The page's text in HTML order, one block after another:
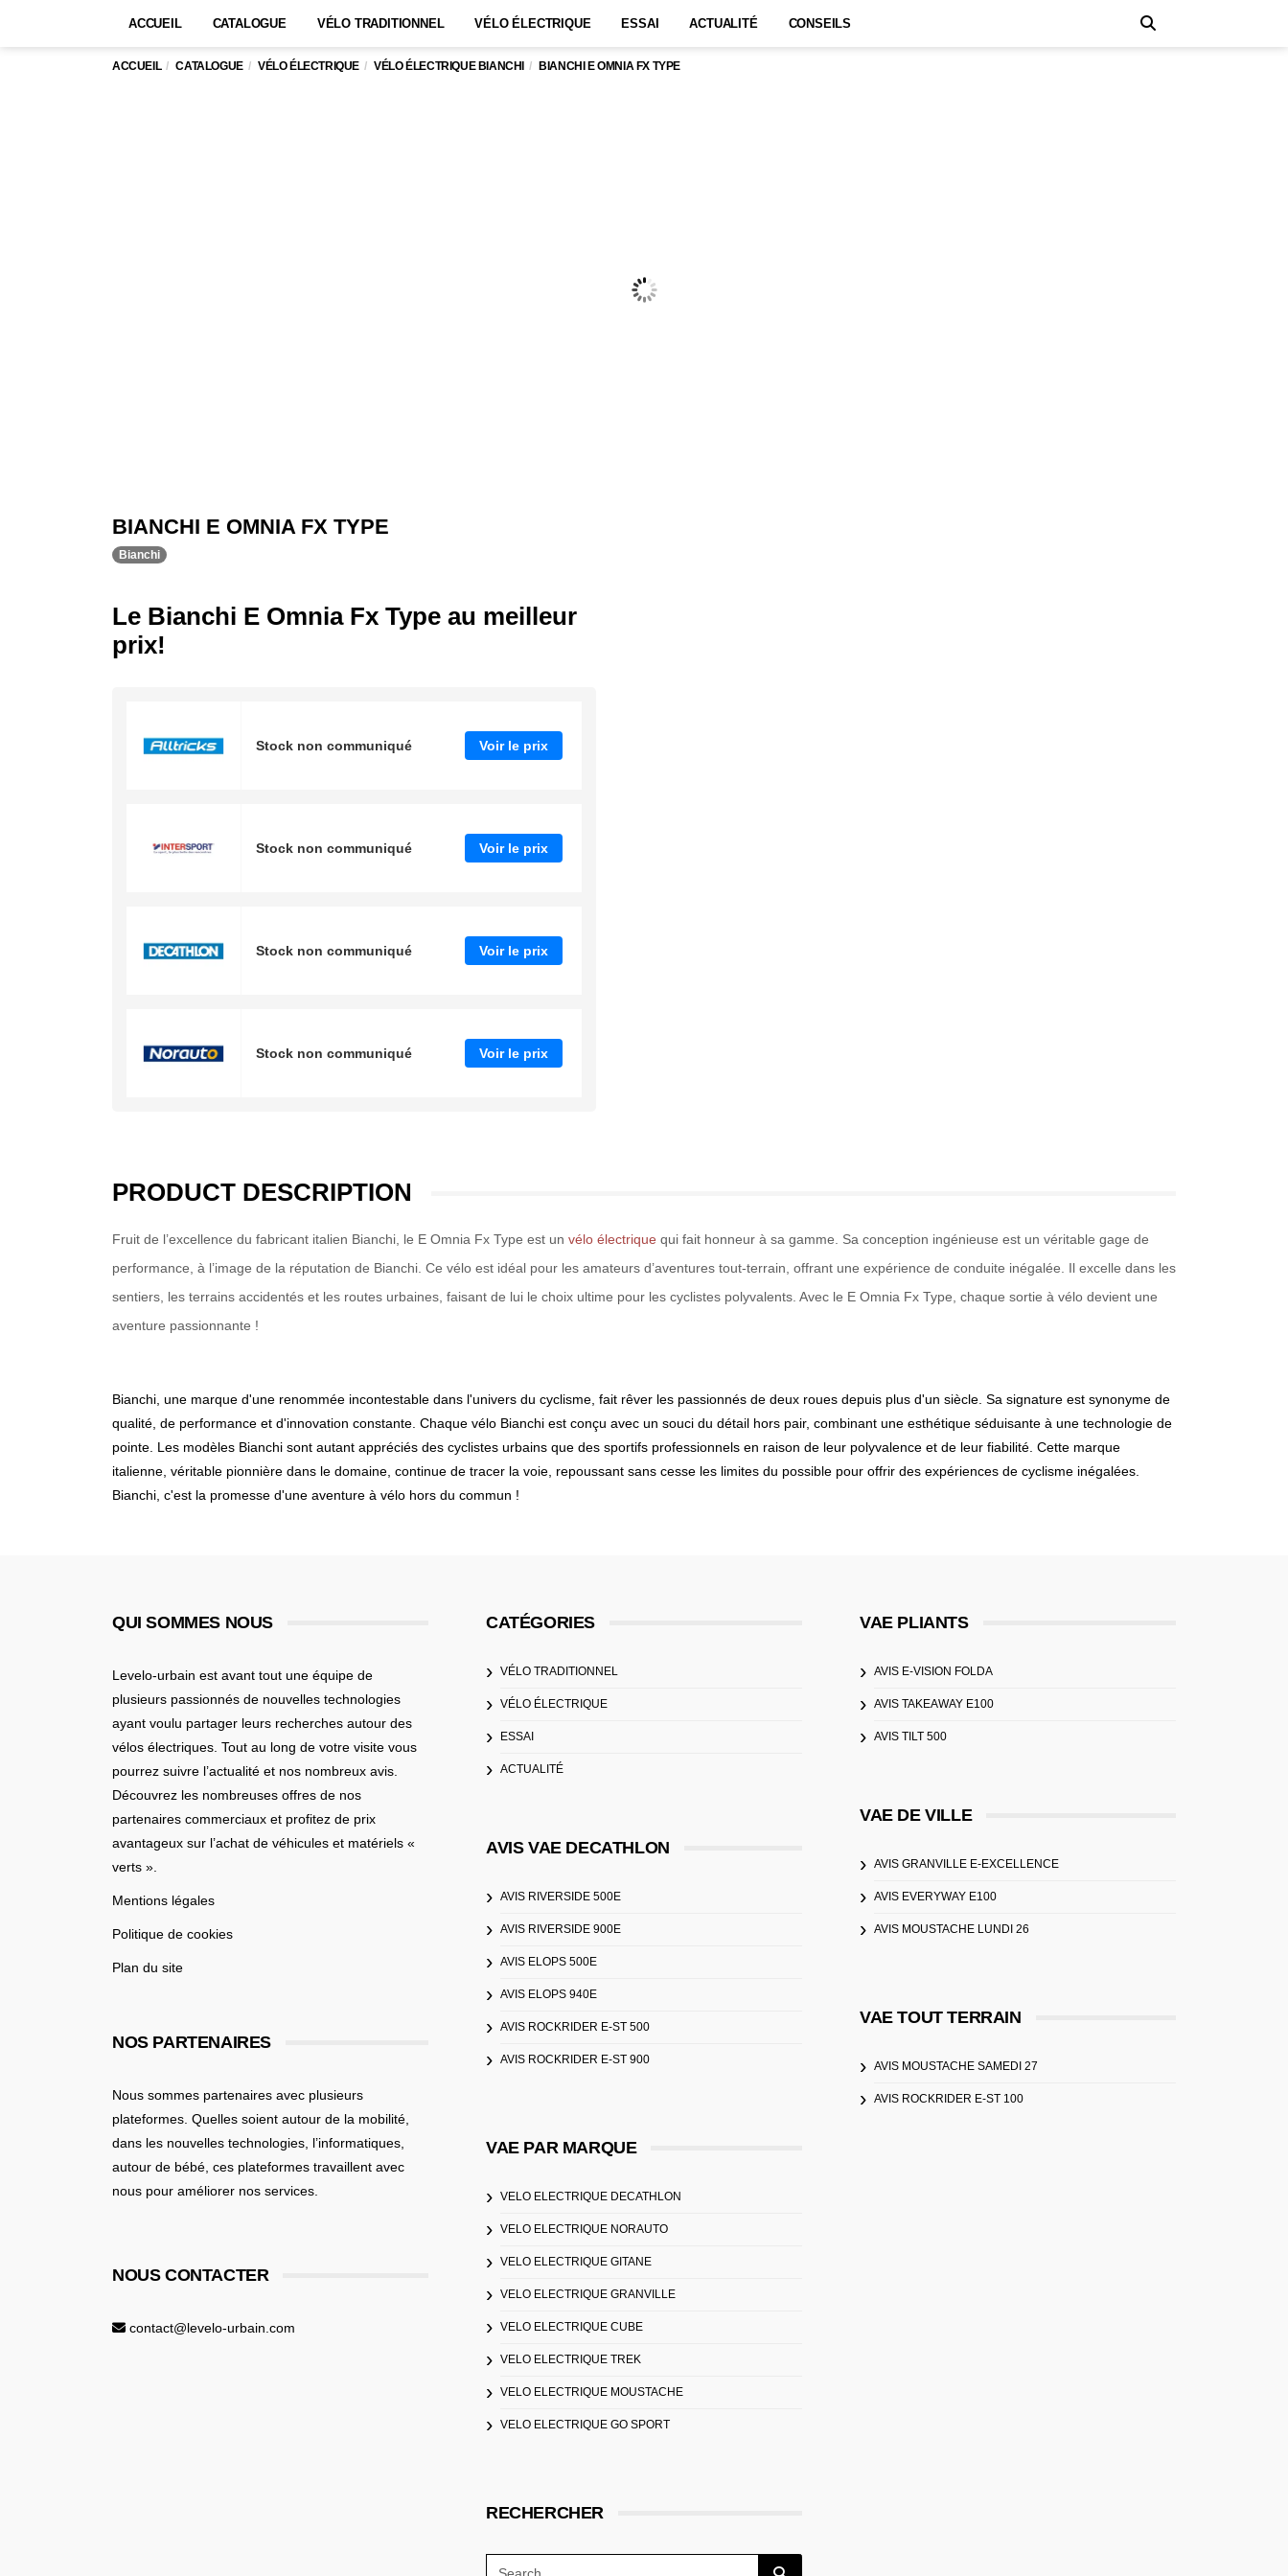
ACCUEIL CATALOGUE VÉLO TRADITIONNEL VÉLO ÉLECTRIQUE ESSAI ACTUALITÉ CONSEILS
ACCUEIL CATALOGUE VÉLO ÉLECTRIQUE VÉLO ÉLECTRIQUE BIANCHI BIANCHI E OMNIA FX TYPE
BIANCHI E OMNIA FX TYPE
Bianchi
Le Bianchi E Omnia Fx Type au meilleur
prix!
Stock non communiqué Voir le prix
Stock non communiqué Voir le prix
Stock non communiqué Voir le prix
Stock non communiqué Voir le prix
PRODUCT DESCRIPTION
Fruit de l’excellence du fabricant italien Bianchi, le E Omnia Fx Type est un vélo électrique qui fait honneur à sa gamme. Sa conception ingénieuse est un véritable gage de
performance, à l’image de la réputation de Bianchi. Ce vélo est idéal pour les amateurs d’aventures tout-terrain, offrant une expérience de conduite inégalée. Il excelle dans les
sentiers, les terrains accidentés et les routes urbaines, faisant de lui le choix ultime pour les cyclistes polyvalents. Avec le E Omnia Fx Type, chaque sortie à vélo devient une
aventure passionnante !
Bianchi, une marque d'une renommée incontestable dans l'univers du cyclisme, fait rêver les passionnés de deux roues depuis plus d'un siècle. Sa signature est synonyme de
qualité, de performance et d'innovation constante. Chaque vélo Bianchi est conçu avec un souci du détail hors pair, combinant une esthétique séduisante à une technologie de
pointe. Les modèles Bianchi sont autant appréciés des cyclistes urbains que des sportifs professionnels en raison de leur polyvalence et de leur fiabilité. Cette marque
italienne, véritable pionnière dans le domaine, continue de tracer la voie, repoussant sans cesse les limites du possible pour offrir des expériences de cyclisme inégalées.
Bianchi, c'est la promesse d'une aventure à vélo hors du commun !
QUI SOMMES NOUS
Levelo-urbain est avant tout une équipe de
plusieurs passionnés de nouvelles technologies
ayant voulu partager leurs recherches autour des
vélos électriques. Tout au long de votre visite vous
pourrez suivre l’actualité et nos nombreux avis.
Découvrez les nombreuses offres de nos
partenaires commerciaux et profitez de prix
avantageux sur l’achat de véhicules et matériels «
verts ».
Mentions légales
Politique de cookies
Plan du site
NOS PARTENAIRES
Nous sommes partenaires avec plusieurs
plateformes. Quelles soient autour de la mobilité
dans les nouvelles technologies, l’informatiques,
autour de bébé , ces plateformes travaillent avec
nous pour améliorer nos services.
NOUS CONTACTER
contact@levelo-urbain.com
CATÉGORIES
VÉLO TRADITIONNEL
VÉLO ÉLECTRIQUE
ESSAI
ACTUALITÉ
AVIS VAE DECATHLON
AVIS RIVERSIDE 500E
AVIS RIVERSIDE 900E
AVIS ELOPS 500E
AVIS ELOPS 940E
AVIS ROCKRIDER E-ST 500
AVIS ROCKRIDER E-ST 900
VAE PAR MARQUE
VELO ELECTRIQUE DECATHLON
VELO ELECTRIQUE NORAUTO
VELO ELECTRIQUE GITANE
VELO ELECTRIQUE GRANVILLE
VELO ELECTRIQUE CUBE
VELO ELECTRIQUE TREK
VELO ELECTRIQUE MOUSTACHE
VELO ELECTRIQUE GO SPORT
RECHERCHER
VAE PLIANTS
AVIS E-VISION FOLDA
AVIS TAKEAWAY E100
AVIS TILT 500
VAE DE VILLE
AVIS GRANVILLE E-EXCELLENCE
AVIS EVERYWAY E100
AVIS MOUSTACHE LUNDI 26
VAE TOUT TERRAIN
AVIS MOUSTACHE SAMEDI 27
AVIS ROCKRIDER E-ST 100